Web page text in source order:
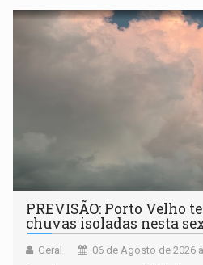
negras
PREVISÃO: Porto Velho
chuvas isoladas nesta
Geral 06 de Agosto de 2026